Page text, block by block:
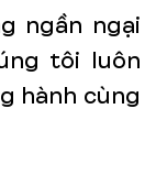
ngần ngại
tôi luôn
hành cùng